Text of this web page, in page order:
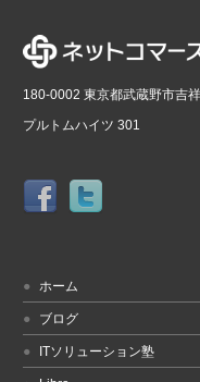
180-0002 東京都武蔵野市吉
プルトムハイツ 301
ホーム
ブログ
ITソリューション塾